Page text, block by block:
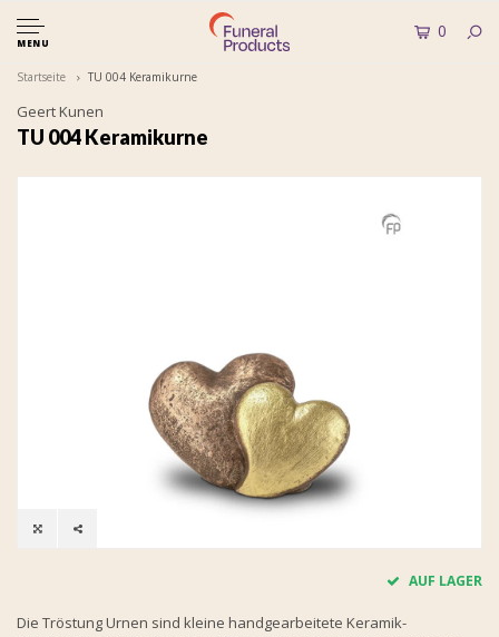
MENU
0
Startseite TU 004 Keramikurne
Geert Kunen
TU 004 Keramikurne
AUF LAGER
Die Tröstung Urnen sind kleine handgearbeitete Keramik-